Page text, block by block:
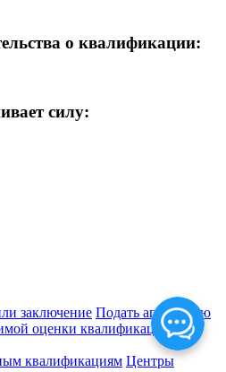
о квалификации:
силу:
заключение Подать апелляцию
оценки квалификаций
квалификациям Центры